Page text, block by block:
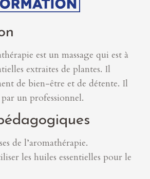
est un massage qui est à
extraites de plantes. Il
de bien-être et de détente. Il
un professionnel.
de l’aromathérapie.
les huiles essentielles pour le